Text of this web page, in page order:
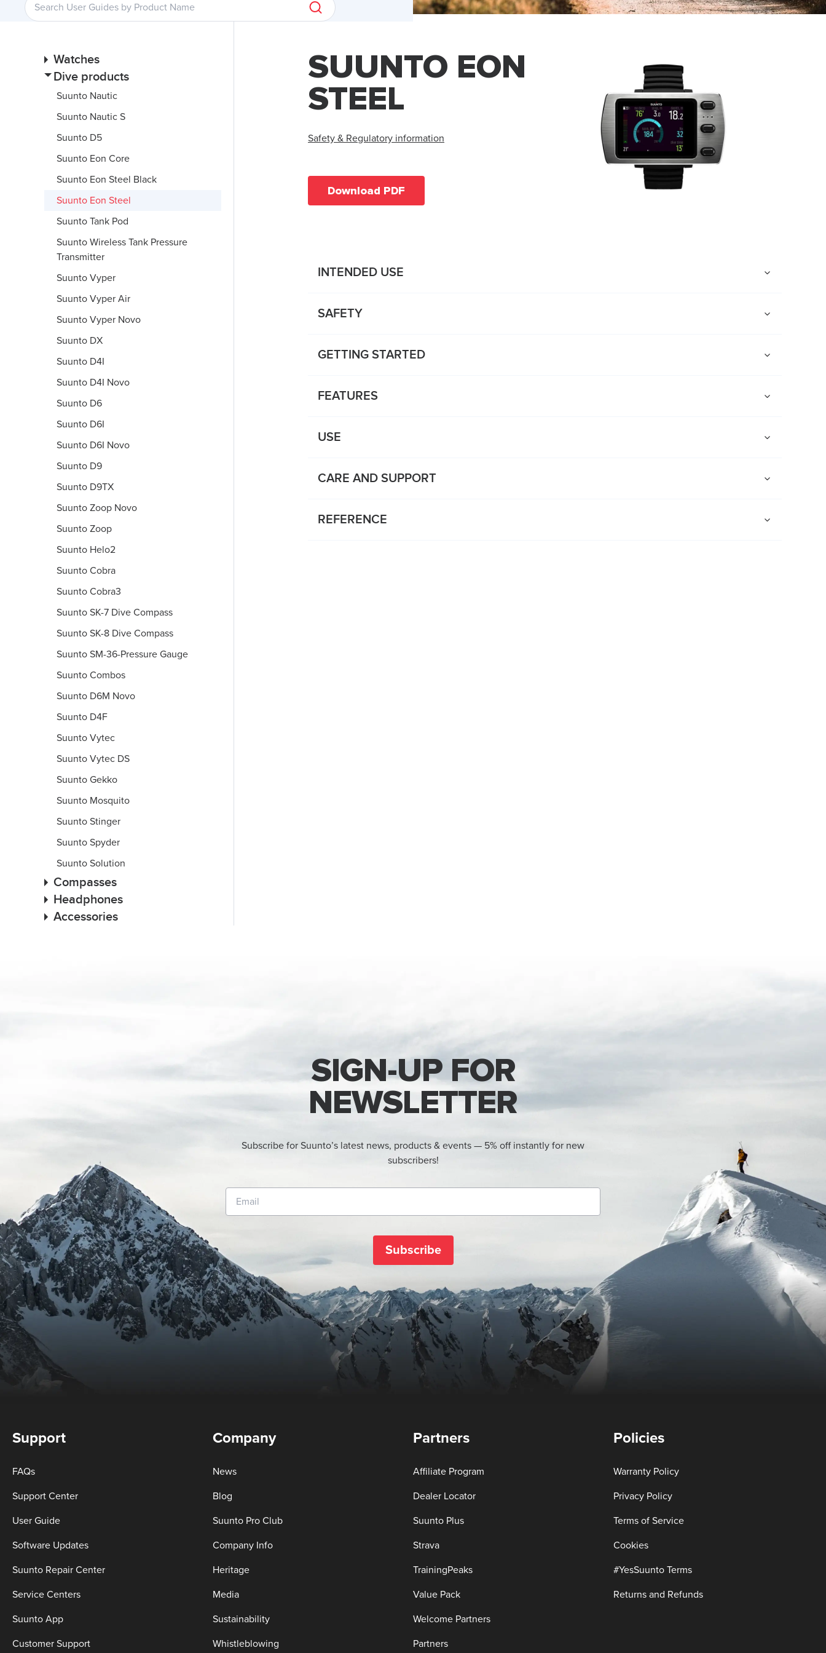
Watches
Dive products
Suunto Nautic
Suunto Nautic S
Suunto D5
Suunto Eon Core
Suunto Eon Steel Black
Suunto Eon Steel
Suunto Tank Pod
Suunto Wireless Tank Pressure
Transmitter
Suunto Vyper
Suunto Vyper Air
Suunto Vyper Novo
Suunto DX
Suunto D4I
Suunto D4I Novo
Suunto D6
Suunto D6I
Suunto D6I Novo
Suunto D9
Suunto D9TX
Suunto Zoop Novo
Suunto Zoop
Suunto Helo2
Suunto Cobra
Suunto Cobra3
Suunto SK-7 Dive Compass
Suunto SK-8 Dive Compass
Suunto SM-36-Pressure Gauge
Suunto Combos
Suunto D6M Novo
Suunto D4F
Suunto Vytec
Suunto Vytec DS
Suunto Gekko
Suunto Mosquito
Suunto Stinger
Suunto Spyder
Suunto Solution
Compasses
Headphones
Accessories
SUUNTO EON
STEEL
Safety & Regulatory information
Download PDF
INTENDED USE
SAFETY
GETTING STARTED
FEATURES
USE
CARE AND SUPPORT
REFERENCE
SIGN-UP FOR
NEWSLETTER
Subscribe for Suunto’s latest news, products & events — 5% off instantly for new
subscribers!
Subscribe
Support
FAQs
Support Center
User Guide
Software Updates
Suunto Repair Center
Service Centers
Suunto App
Customer Support
Company
News
Blog
Suunto Pro Club
Company Info
Heritage
Media
Sustainability
Whistleblowing
Partners
Affiliate Program
Dealer Locator
Suunto Plus
Strava
TrainingPeaks
Value Pack
Welcome Partners
Partners
Policies
Warranty Policy
Privacy Policy
Terms of Service
Cookies
#YesSuunto Terms
Returns and Refunds